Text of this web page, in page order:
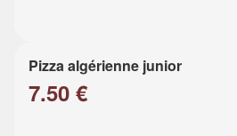
Pizza algérienne junior
7.50 €